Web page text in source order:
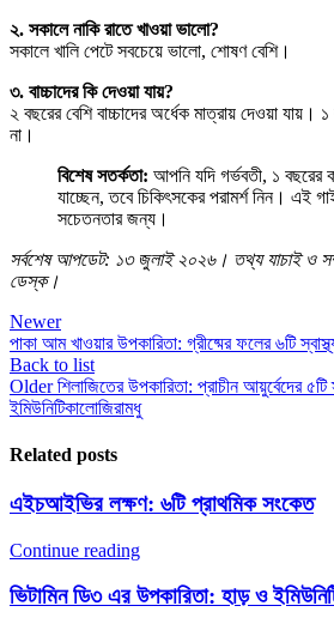
২. সকালে নাকি রাতে খাওয়া ভালো?
সকালে খালি পেটে সবচেয়ে ভালো, শোষণ বেশি।
৩. বাচ্চাদের কি দেওয়া যায়?
২ বছরের বেশি বাচ্চাদের অর্ধেক মাত্রায় দেওয়া যায়।
না।
বিশেষ সতর্কতা: আপনি যদি গর্ভবতী, ১ বছরের
যাচ্ছেন, তবে চিকিৎসকের পরামর্শ নিন। এই
সচেতনতার জন্য।
সর্বশেষ আপডেট: ১৩ জুলাই ২০২৬। তথ্য যাচাই ও
ডেস্ক।
Newer
পাকা আম খাওয়ার উপকারিতা: গ্রীষ্মের ফলের ৬টি
Back to list
Older শিলাজিতের উপকারিতা: প্রাচীন আয়ুর্বেদের ৫টি
ইমিউনিটিকালোজিরামধু
Related posts
এইচআইভির লক্ষণ: ৬টি প্রাথমিক সংকেত
Continue reading
ভিটামিন ডি৩ এর উপকারিতা: হাড় ও